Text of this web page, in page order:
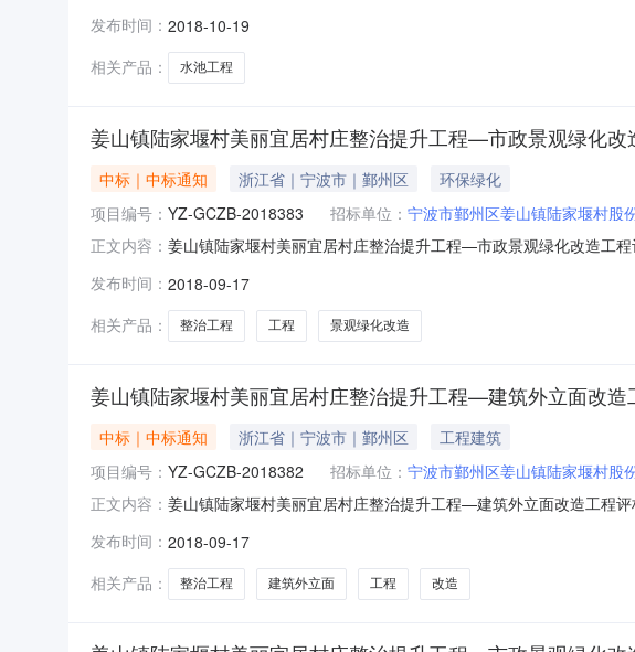
池1座污。结构层数：/项目总投资：/工程造价：698996元资金来源
图纸）标段划分数量及方式：
发布时间： 2018-10-19
相关产品：
水池工程
姜山镇陆家堰村美丽宜居村庄整治提升工程—市政景观绿化改
中标｜中标通知 浙江省｜宁波市｜鄞州区
环保绿化
项目编号： YZ-GCZB-2018383 招标单位： 宁波市鄞州区姜山镇陆家堰村股
正文内容： 姜山镇陆家堰村美丽宜居村庄整治提升工程—市政景观绿化改造工
上郁滨水古树改造，公交站改造，许家桥停车广场改造，村庄主道
09月1
发布时间： 2018-09-17
相关产品：
整治工程 工程 景观绿化改造
姜山镇陆家堰村美丽宜居村庄整治提升工程—建筑外立面改造
中标｜中标通知 浙江省｜宁波市｜鄞州区
工程建筑
项目编号： YZ-GCZB-2018382 招标单位： 宁波市鄞州区姜山镇陆家堰村股
正文内容： 姜山镇陆家堰村美丽宜居村庄整治提升工程—建筑外立面改造工程
墙改造约819m2等工程。开标时间：2018-09-1409:00:00公示时间
发布时间： 2018-09-17
相关产品：
整治工程 建筑外立面 工程 改造